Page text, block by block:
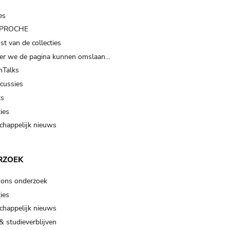
van de collecties
we de pagina kunnen omslaan…
nieuws
onderzoek
nieuws
studieverblijven